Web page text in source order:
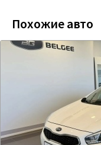
Похожие авто